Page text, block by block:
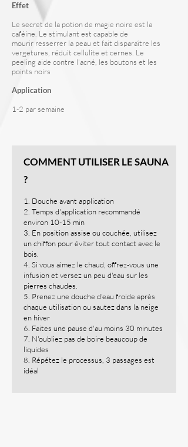
Effet
Le secret de la potion de magie noire est la
caféine. Le stimulant est capable de
mourir resserrer la peau et fait disparaître les
vergetures, réduit cellulite et cernes . Le
peeling aide contre l'acné, les boutons et les
points noirs
Application
1-2 par semaine
COMMENT UTILISER LE SAUNA
?
1. Douche avant application
2. Temps d'application recommandé
environ 10-15 min
3. En position assise ou couchée, utilisez
un chiffon pour éviter tout contact avec le
bois.
4. Si vous aimez le chaud, offrez-vous une
infusion et versez un peu d'eau sur les
pierres chaudes.
5. Prenez une douche d'eau froide après
chaque utilisation ou sautez dans la neige
en hiver
6. Faites une pause d'au moins 30 minutes
7. N'oubliez pas de boire beaucoup de
liquides
8. Répétez le processus, 3 passages est
idéal